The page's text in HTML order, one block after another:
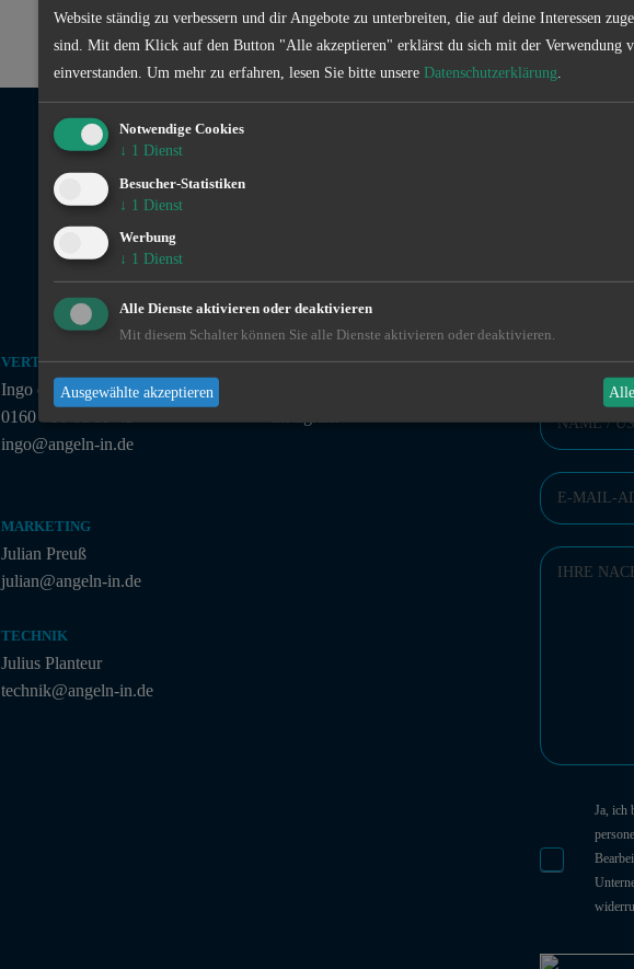
VERTRIEB
Ingo de Jonge
0160 - 90 61 39 43
ingo@angeln-in.de
MARKETING
Julian Preuß
julian@angeln-in.de
TECHNIK
Julius Planteur
technik@angeln-in.de
FOLLOW US
Ja, ich
Website ständig zu verbessern und dir Angebote zu unterbreiten, die auf deine Interessen
sind. Mit dem Klick auf den Button "Alle akzeptieren" erklärst du sich mit der Verwendung
einverstanden. Um mehr zu erfahren, lesen Sie bitte unsere Datenschutzerklärung
Notwendige Cookies
↓ 1 Dienst
Besucher-Statistiken
↓ 1 Dienst
Werbung
↓ 1 Dienst
Alle Dienste aktivieren oder deaktivieren
Mit diesem Schalter können Sie alle Dienste aktivieren oder deaktivieren.
Ausgewählte akzeptieren